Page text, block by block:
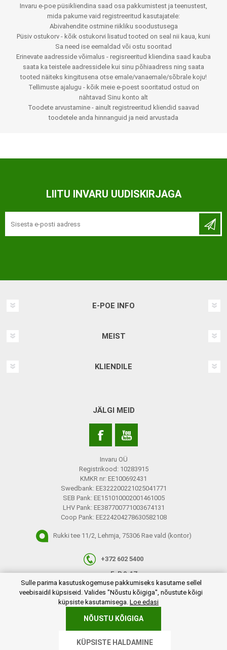
Invaru e-poe püsikliendina saad osa pakkumistest ja teenustest,
mida pakume vaid registreeritud kasutajatele:
Abivahendite ostmine riikliku soodustusega
Püsiv ostukorv - kõik ostukorvi lisatud tooted on seal nii kaua, kuni
Sa need ise eemaldad või ostu sooritad
Erinevate aadresside võimalus - regisreeritud kliendina saad kauba
saata ka teistele aadressidele kui sinu põhiaadress ning saata
tooted näiteks kingitusena otse emale/vanaemale/sõbrale koju!
Tellimuste ajalugu - kõik meie e-poest sooritatud ostud on
nähtavad Sinu konto alt
Toodete arvustamine - ainult registreeritud kliendid saavad
toodetele anda hinnanguid ja neid arvustada
LIITU INVARU UUDISKIRJAGA
E-POE INFO
MEIST
KLIENDILE
JÄLGI MEID
Invaru OÜ
Registrikood: 10283915
KMKR nr: EE100692431
Swedbank: EE322200221025041771
SEB Pank: EE151010002001461005
LHV Pank: EE387700771003674131
Coop Pank: EE224204278630582108
Rukki tee 11/2, Lehmja, 75306 Rae vald (kontor)
+372 602 5400
E-R 9-17
info@invaru.ee
Powered bynopCommerce
Sulle parima kasutuskogemuse pakkumiseks kasutame sellel
veebisaidil küpsiseid. Valides "Nõustu kõigiga", nõustute kõigi
küpsiste kasutamisega. Loe edasi
NÕUSTU KÕIGIGA
KÜPSISTE HALDAMINE